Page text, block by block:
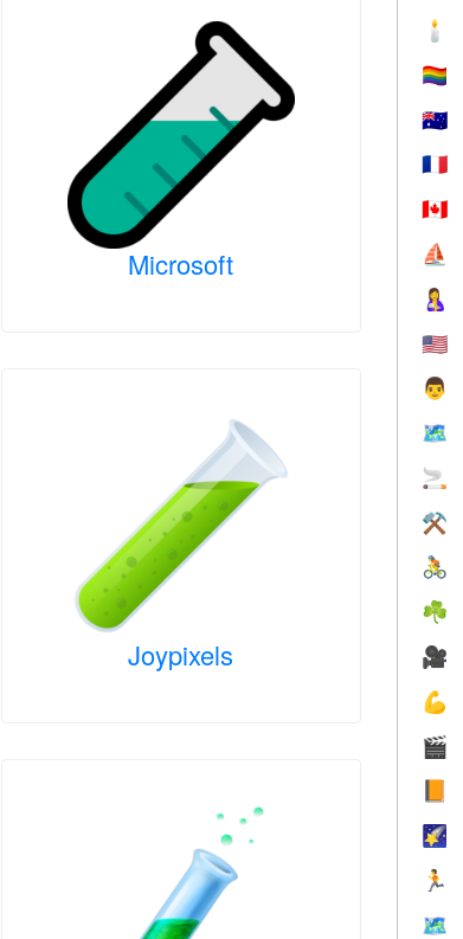
Microsoft
Joypixels
🕯
🏳️‍🌈
🇦🇺
🇫🇷
🇨🇦
⛵️
🤱
🇺🇸
👨
🗺️
🚬
⚒️
🚴
☘️
🎥
💪
🎬
🌠
🏃
🗺